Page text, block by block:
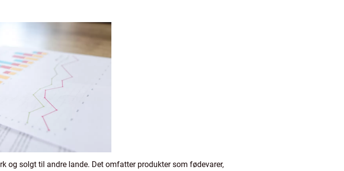
og solgt til andre lande. Det omfatter produkter som fødevarer,